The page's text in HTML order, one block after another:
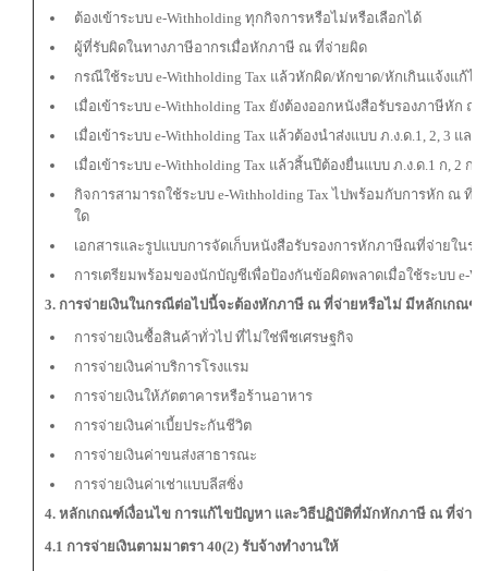
ต้องเข้าระบบ e-Withholding ทุกกิจการหรือไม่หรือเลือกได้
ผู้ที่รับผิดในทางภาษีอากรเมื่อหักภาษี ณ ที่จ่ายผิด
กรณีใช้ระบบ e-Withholding Tax แล้วหักผิด/หักขาด/หักเกินแจ้งแก้ไข
เมื่อเข้าระบบ e-Withholding Tax ยังต้องออกหนังสือรับรองภาษีหัก
เมื่อเข้าระบบ e-Withholding Tax แล้วต้องนําส่งแบบ ภ.ง.ด.1, 2, 3 และ
เมื่อเข้าระบบ e-Withholding Tax แล้วสิ้นปีต้องยื่นแบบ ภ.ง.ด.1 ก, 2 ก
กิจการสามารถใช้ระบบ e-Withholding Tax ไปพร้อมกับการหัก ณ ที่
ใด
เอกสารและรูปแบบการจัดเก็บหนังสือรับรองการหักภาษีณที่จ่ายในระ
การเตรียมพร้อมของนักบัญชีเพื่อป้องกันข้อผิดพลาดเมื่อใช้ระบบ e-
3. การจ่ายเงินในกรณีต่อไปนี้จะต้องหักภาษี ณ ที่จ่ายหรือไม่ มีหลักเกณฑ์
การจ่ายเงินซื้อสินค้าทั่วไป ที่ไม่ใช่พืชเศรษฐกิจ
การจ่ายเงินค่าบริการโรงแรม
การจ่ายเงินให้ภัตตาคารหรือร้านอาหาร
การจ่ายเงินค่าเบี้ยประกันชีวิต
การจ่ายเงินค่าขนส่งสาธารณะ
การจ่ายเงินค่าเช่าแบบลีสซิ่ง
4. หลักเกณฑ์เงื่อนไข การแก้ไขปัญหา และวิธีปฏิบัติที่มักหักภาษี ณ ที่จ่าย
4.1 การจ่ายเงินตามมาตรา 40(2) รับจ้างทำงานให้